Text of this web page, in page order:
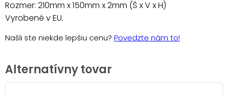
Rozmer: 210mm x 150mm x 2mm (Š x V x H)
Vyrobené v EU.
Našli ste niekde lepšiu cenu? Povedzte nám to!
Alternatívny tovar